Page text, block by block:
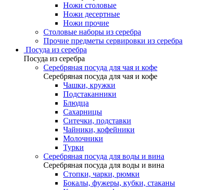
Ножи столовые
Ножи десертные
Ножи прочие
Столовые наборы из серебра
Прочие предметы сервировки из серебра
Посуда из серебра
Посуда из серебра
Серебряная посуда для чая и кофе
Серебряная посуда для чая и кофе
Чашки, кружки
Подстаканники
Блюдца
Сахарницы
Ситечки, подставки
Чайники, кофейники
Молочники
Турки
Серебряная посуда для воды и вина
Серебряная посуда для воды и вина
Стопки, чарки, рюмки
Бокалы, фужеры, кубки, стаканы